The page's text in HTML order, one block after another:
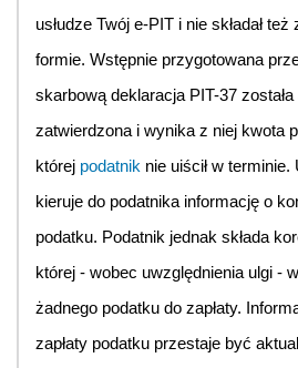
usłudze Twój e-PIT i nie składał
formie. Wstępnie przygotowana
skarbową deklaracja PIT-37
zatwierdzona i wynika z niej kwota
której podatnik nie uiścił w
kieruje do podatnika informację o
podatku. Podatnik jednak składa
której - wobec uwzględnienia ulgi -
żadnego podatku do zapłaty.
zapłaty podatku przestaje być